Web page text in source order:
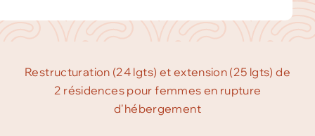
Restructuration (24 lgts) et extension (25 lgts) de
2 résidences pour femmes en rupture
d'hébergement